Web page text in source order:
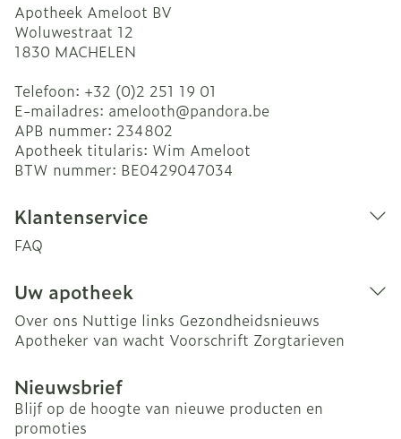
Apotheek Ameloot BV
Woluwestraat 12
1830 MACHELEN
Telefoon: +32 (0)2 251 19 01
E-mailadres: amelooth@pandora.be
APB nummer: 234802
Apotheek titularis: Wim Ameloot
BTW nummer: BE0429047034
Klantenservice
FAQ
Uw apotheek
Over ons Nuttige links Gezondheidsnieuws
Apotheker van wacht Voorschrift Zorgtarieven
Nieuwsbrief
Blijf op de hoogte van nieuwe producten en
promoties